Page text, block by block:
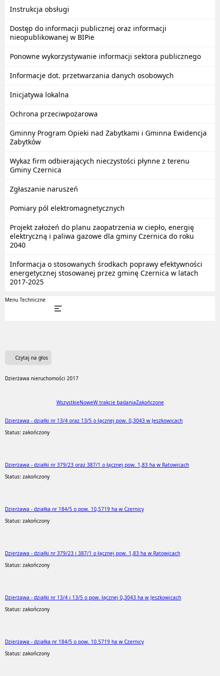
Instrukcja obsługi
Dostęp do informacji publicznej oraz informacji
nieopublikowanej w BIPie
Ponowne wykorzystywanie informacji sektora publicznego
Informacje dot. przetwarzania danych osobowych
Inicjatywa lokalna
Ochrona przeciwpożarowa
Gminny Program Opieki nad Zabytkami i Gminna Ewidencja
Zabytków
Wykaz firm odbierających nieczystości płynne z terenu
Gminy Czernica
Zgłaszanie naruszeń
Pomiary pól elektromagnetycznych
Projekt założeń do planu zaopatrzenia w ciepło, energię
elektryczną i paliwa gazowe dla gminy Czernica do roku
2040
Informacja o stosowanych środkach poprawy efektywności
energetycznej stosowanej przez gminę Czernica w latach
2017-2025
Menu Techniczne
Czytaj na głos
Dzierżawa nieruchomości 2017
WszystkieNoweW trakcie badaniaZakończone
Dzierżawa - działki nr 13/4 oraz 13/5 o łącznej pow. 0,3043 w Jeszkowicach
Status: zakończony
Dzierżawa - działki nr 379/23 oraz 387/1 o łącznej pow. 1,83 ha w Ratowicach
Status: zakończony
Dzierżawa - działka nr 184/5 o pow. 10,5719 ha w Czernicy
Status: zakończony
Dzierżawa - działki nr 379/23 i 387/1 o łącznej pow. 1,83 ha w Ratowicach
Status: zakończony
Dzierżawa - działki nr 13/4 i 13/5 o pow. łącznej 0,3043 ha w Jeszkowicach
Status: zakończony
Dzierżawa - działka nr 184/5 o pow. 10.5719 ha w Czernicy
Status: zakończony